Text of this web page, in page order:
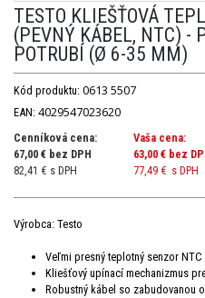
TESTO KLIEŠŤOVÁ
(PEVNÝ KÁBEL, NTC) -
POTRUBÍ (Ø 6-35 MM)
Kód produktu: 0613 5507
EAN: 4029547023620
Cenníková cena:
67,00 € bez DPH
82,41 € s DPH
Vaša cena:
63,00 € bez
77,49 € s DPH
Výrobca: Testo
Veľmi presný teplotný senzor NTC
Kliešťový upínací mechanizmus
Robustný kábel so zabudovanou